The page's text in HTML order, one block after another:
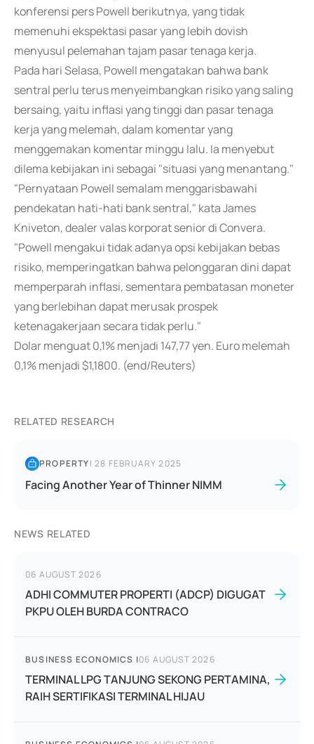
konferensi pers Powell berikutnya, yang tidak
memenuhi ekspektasi pasar yang lebih dovish
menyusul pelemahan tajam pasar tenaga kerja.
Pada hari Selasa, Powell mengatakan bahwa bank
sentral perlu terus menyeimbangkan risiko yang saling
bersaing, yaitu inflasi yang tinggi dan pasar tenaga
kerja yang melemah, dalam komentar yang
menggemakan komentar minggu lalu. Ia menyebut
dilema kebijakan ini sebagai "situasi yang menantang."
"Pernyataan Powell semalam menggarisbawahi
pendekatan hati-hati bank sentral," kata James
Kniveton, dealer valas korporat senior di Convera.
"Powell mengakui tidak adanya opsi kebijakan bebas
risiko, memperingatkan bahwa pelonggaran dini dapat
memperparah inflasi, sementara pembatasan moneter
yang berlebihan dapat merusak prospek
ketenagakerjaan secara tidak perlu."
Dolar menguat 0,1% menjadi 147,77 yen. Euro melemah
0,1% menjadi $1,1800. (end/Reuters)
RELATED RESEARCH
PROPERTY|28 FEBRUARY 2025
Facing Another Year of Thinner NIMM
NEWS RELATED
06 AUGUST 2026
ADHI COMMUTER PROPERTI (ADCP) DIGUGAT
PKPU OLEH BURDA CONTRACO
BUSINESS ECONOMICS |06 AUGUST 2026
TERMINAL LPG TANJUNG SEKONG PERTAMINA,
RAIH SERTIFIKASI TERMINAL HIJAU